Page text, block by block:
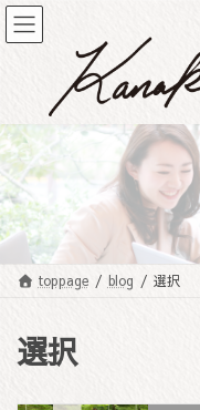
コ
ン
へ
ス
キ
ッ
プ
ナ
ビ
ョ
ン
に
移
動
toppage blog 選択
選択